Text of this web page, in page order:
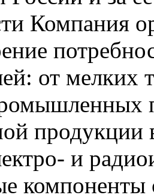
Компания
от мелких
продукции
и
компоненты